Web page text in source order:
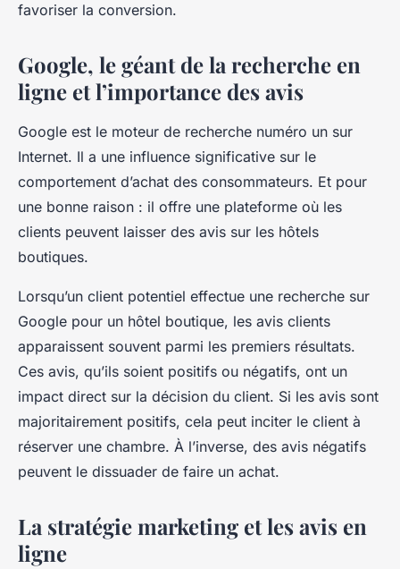
favoriser la conversion.
Google, le géant de la recherche en
ligne et l’importance des avis
Google est le moteur de recherche numéro un sur
Internet. Il a une influence significative sur le
comportement d’achat des consommateurs. Et pour
une bonne raison : il offre une plateforme où les
clients peuvent laisser des avis sur les hôtels
boutiques.
Lorsqu’un client potentiel effectue une recherche sur
Google pour un hôtel boutique, les avis clients
apparaissent souvent parmi les premiers résultats.
Ces avis, qu’ils soient positifs ou négatifs, ont un
impact direct sur la décision du client. Si les avis sont
majoritairement positifs, cela peut inciter le client à
réserver une chambre. À l’inverse, des avis négatifs
peuvent le dissuader de faire un achat.
La stratégie marketing et les avis en
ligne